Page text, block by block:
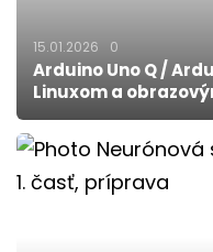
15.01.2026 0
Arduino Uno Q /
Linuxom a